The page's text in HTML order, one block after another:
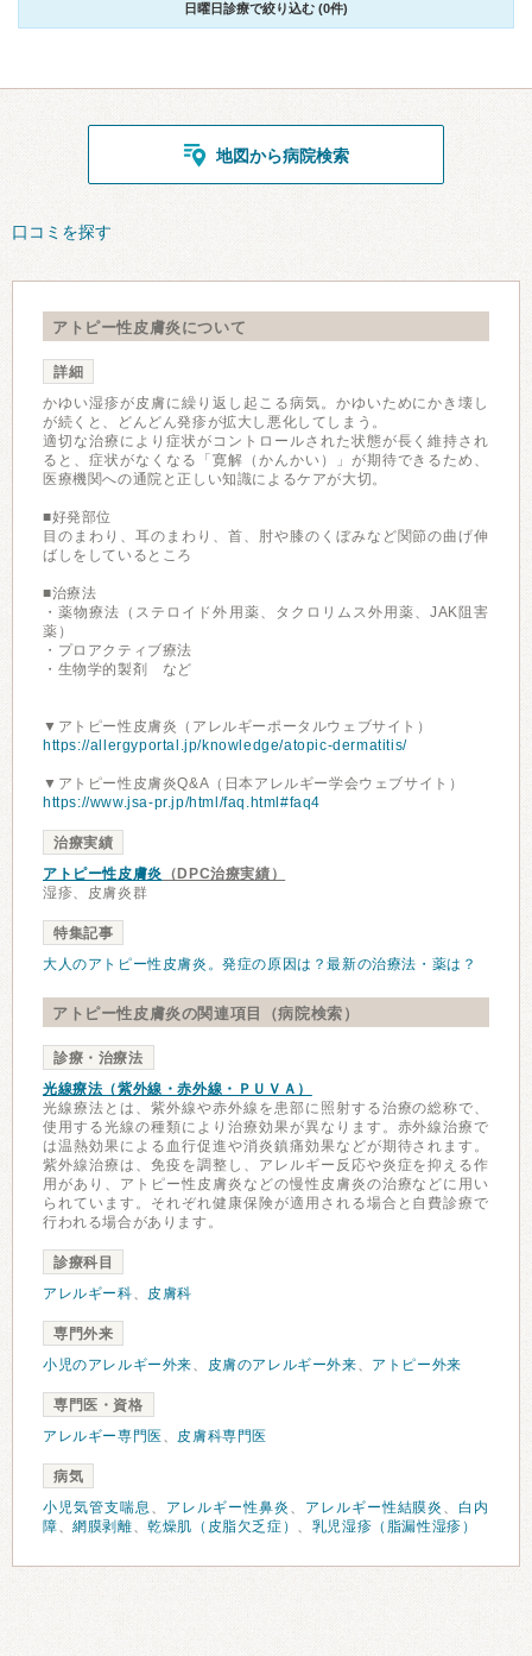
日曜日診療で絞り込む (0件)
地図から病院検索
口コミを探す
アトピー性皮膚炎について
詳細
かゆい湿疹が皮膚に繰り返し起こる病気。かゆいためにかき壊し
が続くと、どんどん発疹が拡大し悪化してしまう。
適切な治療により症状がコントロールされた状態が長く維持され
ると、症状がなくなる「寛解（かんかい）」が期待できるため、
医療機関への通院と正しい知識によるケアが大切。
■好発部位
目のまわり、耳のまわり、首、肘や膝のくぼみなど関節の曲げ伸
ばしをしているところ
■治療法
・薬物療法（ステロイド外用薬、タクロリムス外用薬、JAK阻害
薬）
・プロアクティブ療法
・生物学的製剤 など
▼アトピー性皮膚炎（アレルギーポータルウェブサイト）
https://allergyportal.jp/knowledge/atopic-dermatitis/
▼アトピー性皮膚炎Q&A（日本アレルギー学会ウェブサイト）
https://www.jsa-pr.jp/html/faq.html#faq4
治療実績
アトピー性皮膚炎 （DPC治療実績）
湿疹、皮膚炎群
特集記事
大人のアトピー性皮膚炎。発症の原因は？最新の治療法・薬は？
アトピー性皮膚炎の関連項目（病院検索）
診療・治療法
光線療法（紫外線・赤外線・ＰＵＶＡ）
光線療法とは、紫外線や赤外線を患部に照射する治療の総称で、
使用する光線の種類により治療効果が異なります。赤外線治療で
は温熱効果による血行促進や消炎鎮痛効果などが期待されます。
紫外線治療は、免疫を調整し、アレルギー反応や炎症を抑える作
用があり、アトピー性皮膚炎などの慢性皮膚炎の治療などに用い
られています。それぞれ健康保険が適用される場合と自費診療で
行われる場合があります。
診療科目
アレルギー科、 皮膚科
専門外来
小児のアレルギー外来、 皮膚のアレルギー外来、 アトピー外来
専門医・資格
アレルギー専門医 、 皮膚科専門医
病気
小児気管支喘息 、 アレルギー性鼻炎 、 アレルギー性結膜炎 、白内
障、網膜剥離、乾燥肌（皮脂欠乏症） 、 乳児湿疹（脂漏性湿疹）